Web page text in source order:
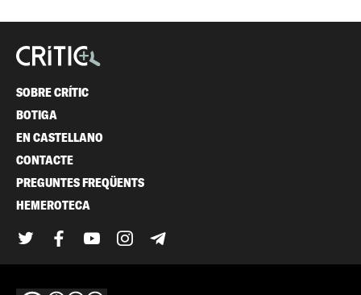
SOBRE CRÍTIC
BOTIGA
EN CASTELLANO
CONTACTE
PREGUNTES FREQÜENTS
HEMEROTECA
TwitterFacebook
YouTubeInstagram